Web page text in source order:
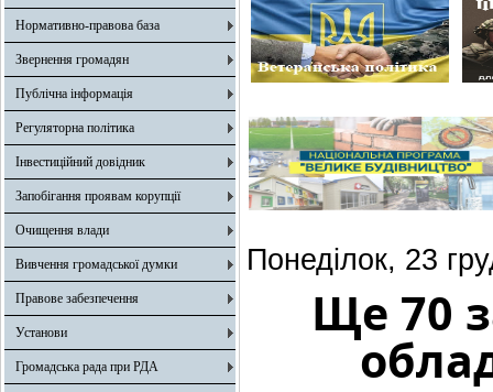
Нормативно-правова база
Звернення громадян
Публічна інформація
Регуляторна політика
Інвестиційний довідник
Запобігання проявам корупції
Очищення влади
Вивчення громадської думки
Правове забезпечення
Установи
Громадська рада при РДА
Понеділок, 23
Ще 70